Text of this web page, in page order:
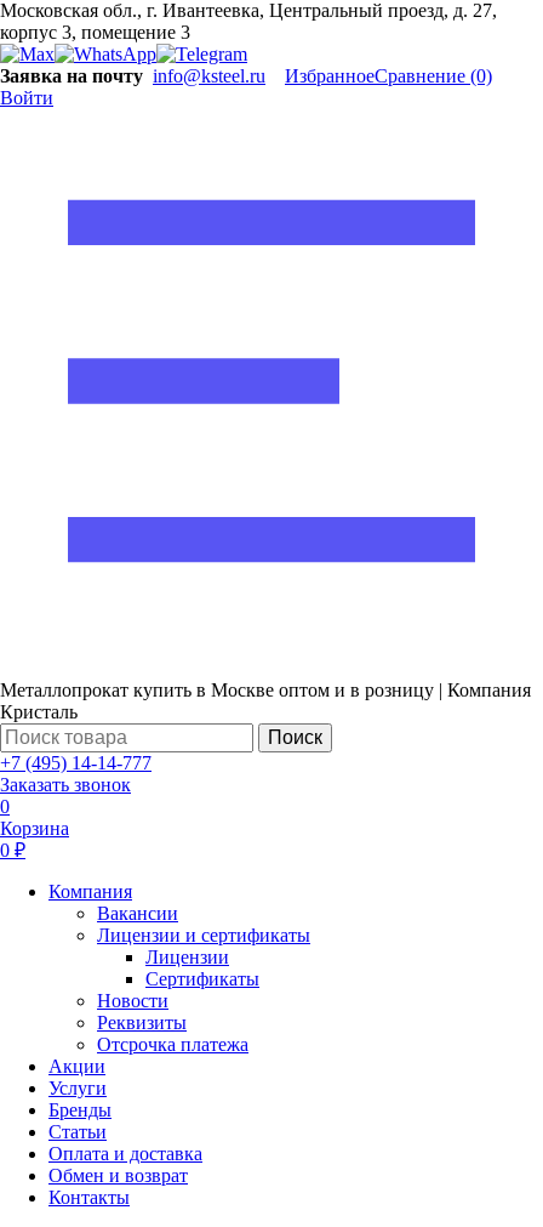
Московская обл., г. Ивантеевка, Центральный проезд, д. 27,
корпус 3, помещение 3
Заявка на почту info@ksteel.ru ИзбранноеСравнение (0)
Войти
Металлопрокат купить в Москве оптом и в розницу | Компания
Кристаль
Поиск
+7 (495) 14-14-777
Заказать звонок
0
Корзина
0 ₽
Компания
Вакансии
Лицензии и сертификаты
Лицензии
Сертификаты
Новости
Реквизиты
Отсрочка платежа
Акции
Услуги
Бренды
Статьи
Оплата и доставка
Обмен и возврат
Контакты